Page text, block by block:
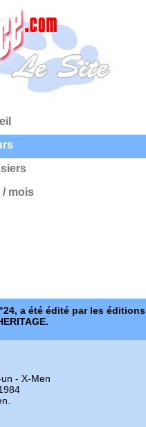
/ mois
a été édité par les éditions
- X-Men